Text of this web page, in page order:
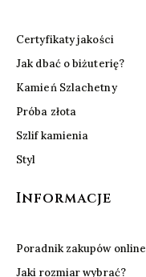
Certyfikaty jakości
Jak dbać o biżuterię?
Kamień Szlachetny
Próba złota
Szlif kamienia
Styl
Informacje
Poradnik zakupów online
Jaki rozmiar wybrać?